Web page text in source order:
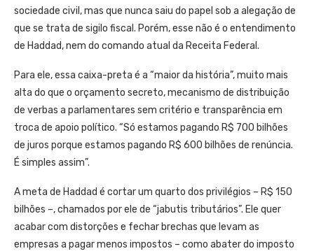
sociedade civil, mas que nunca saiu do papel sob a alegação de
que se trata de sigilo fiscal. Porém, esse não é o entendimento
de Haddad, nem do comando atual da Receita Federal.
Para ele, essa caixa-preta é a “maior da história”, muito mais
alta do que o orçamento secreto, mecanismo de distribuição
de verbas a parlamentares sem critério e transparência em
troca de apoio político. “Só estamos pagando R$ 700 bilhões
de juros porque estamos pagando R$ 600 bilhões de renúncia.
É simples assim”.
A meta de Haddad é cortar um quarto dos privilégios – R$ 150
bilhões –, chamados por ele de “jabutis tributários”. Ele quer
acabar com distorções e fechar brechas que levam as
empresas a pagar menos impostos – como abater do imposto